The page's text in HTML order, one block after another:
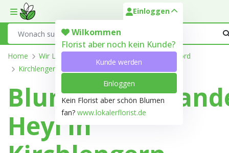
Toggle mobile menu
Einloggen
Wilkommen
Florist aber noch kein Kunde?
Kunde werden
Einloggen
Kein Florist aber schön Blumen
fan? www.lokalerflorist.de
Home Wir Liefern
Herford
Kirchlengern
Heyl in